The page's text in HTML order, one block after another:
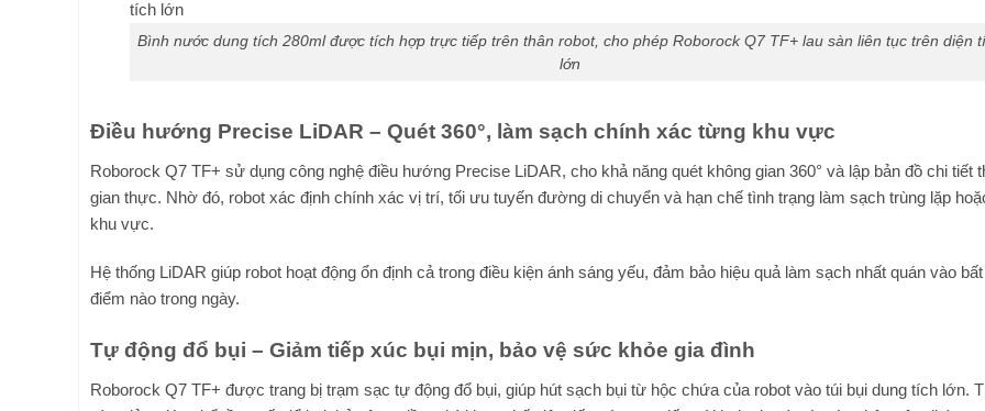
Bình nước dung tích 280ml được tích hợp trực tiếp trên thân robot, cho phép Roborock Q7 TF+ lau sàn liên tục trên diện
lớn
Điều hướng Precise LiDAR – Quét 360°, làm sạch chính xác từng khu vực
Roborock Q7 TF+ sử dụng công nghệ điều hướng Precise LiDAR, cho khả năng quét không gian 360° và lập bản đồ chi tiết
gian thực. Nhờ đó, robot xác định chính xác vị trí, tối ưu tuyến đường di chuyển và hạn chế tình trạng làm sạch trùng lặp
khu vực.
Hệ thống LiDAR giúp robot hoạt động ổn định cả trong điều kiện ánh sáng yếu, đảm bảo hiệu quả làm sạch nhất quán vào
điểm nào trong ngày.
Tự động đổ bụi – Giảm tiếp xúc bụi mịn, bảo vệ sức khỏe gia đình
Roborock Q7 TF+ được trang bị trạm sạc tự động đổ bụi, giúp hút sạch bụi từ hộc chứa của robot vào túi bụi dung tích lớn.